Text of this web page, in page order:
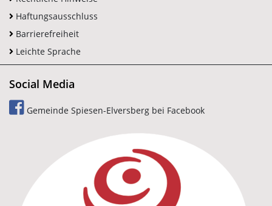
Haftungsausschluss
Barrierefreiheit
Leichte Sprache
Social Media
Gemeinde Spiesen-Elversberg bei Facebook